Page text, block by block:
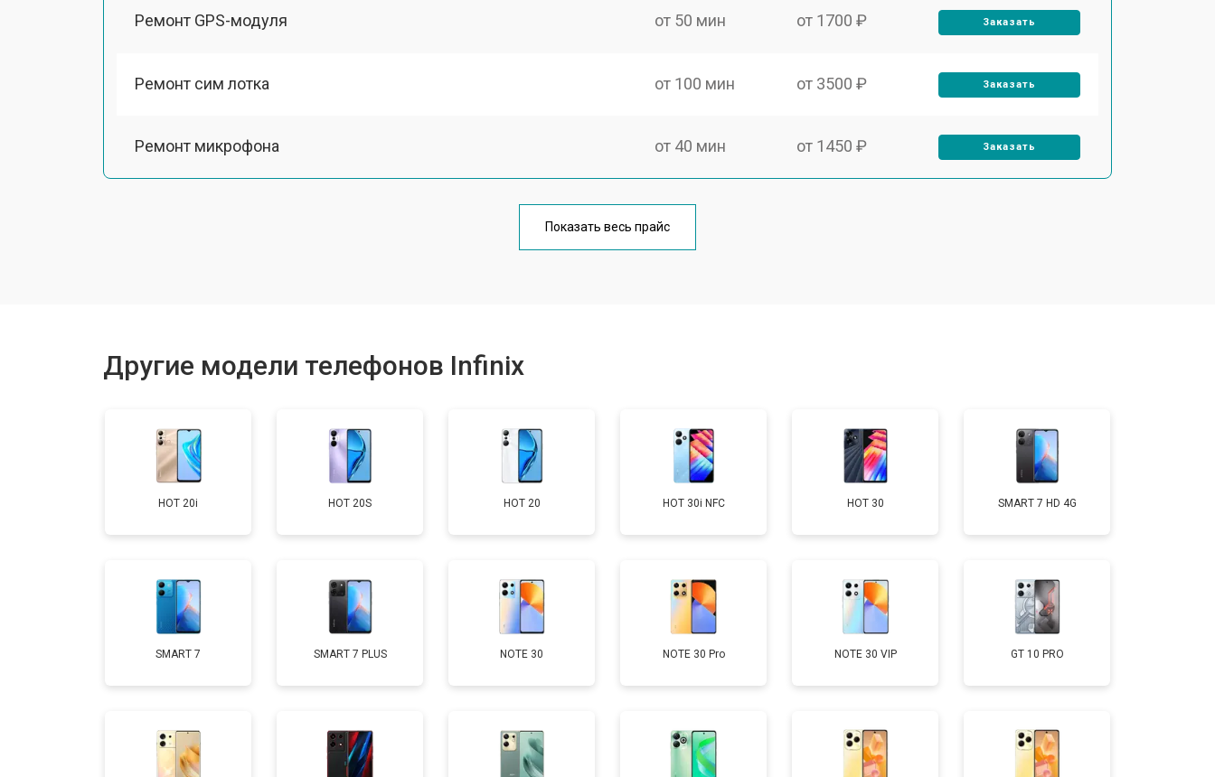
Ремонт GPS-модуля от 50 мин от 1700 ₽ Заказать
Ремонт сим лотка от 100 мин от 3500 ₽ Заказать
Ремонт микрофона от 40 мин от 1450 ₽ Заказать
от 70 мин
Замена дисплея (экрана) от 60 мин от 2700 ₽
Замена кнопки включения от 50 мин от 1750 ₽ Заказать
Ремонт цепи питания от 90 мин от 3200 ₽ Заказать
Показать весь прайс
Другие модели телефонов Infinix
HOT 20i HOT 20S HOT 20 HOT 30i NFC HOT 30 SMART 7 HD 4G
SMART 7 SMART 7 PLUS NOTE 30 NOTE 30 Pro NOTE 30 VIP GT 10 PRO